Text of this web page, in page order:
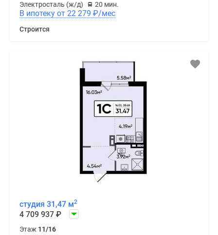
Электросталь (ж/д)
20 мин.
В ипотеку от 22 279 ₽/мес
Строится
студия 31,47 м2
4 709 937 ₽
Этаж 11/16